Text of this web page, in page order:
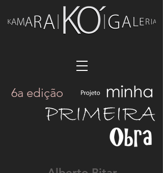
6a edição